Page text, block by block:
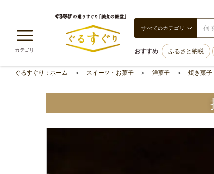
カテゴリ
すべてのカテゴリ
おすすめ ふるさと納税
ぐるすぐり：ホーム スイーツ・お菓子 洋菓子 焼き菓子